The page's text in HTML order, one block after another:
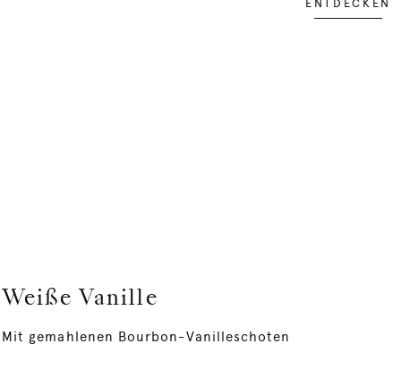
ENTDECKEN
Weiße Vanille
Mit gemahlenen Bourbon-Vanilleschoten